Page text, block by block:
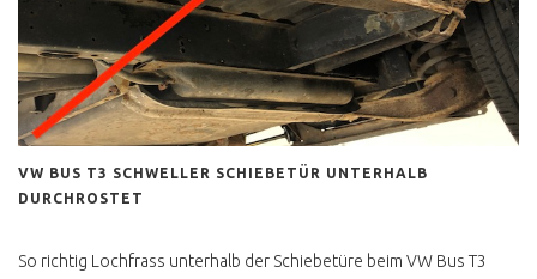
VW BUS T3 SCHWELLER SCHIEBETÜR UNTERHALB
DURCHROSTET
So richtig Lochfrass unterhalb der Schiebetüre beim VW Bus T3